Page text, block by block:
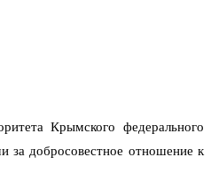
Крымского федерального
за добросовестное отношение к